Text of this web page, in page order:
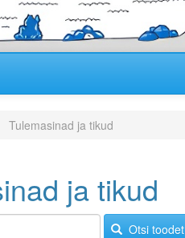
Tulemasinad ja tikud
ja tikud
Otsi toodet